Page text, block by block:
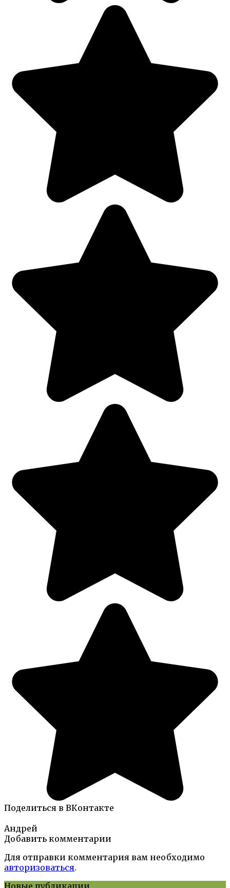
Поделиться в ВКонтакте
Андрей
Добавить комментарии
Для отправки комментария вам необходимо
авторизоваться.
Новые публикации